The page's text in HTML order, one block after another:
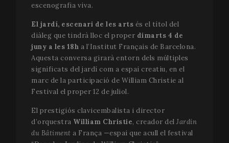
escenografia viva.
El jardí, escenari de les arts és el títol del
diàleg que tindrà lloc el proper dimarts 4 de
juny a les 18h a l’Institut Français de Barcelona.
Aquesta conversa girarà entorn dels múltiples
significats del jardí com a espai creatiu, en el
marc de la participació de William Christie al
Festival el proper 12 de juliol.
El prestigiós clavicembalista i director
d’orquestra William Christie, creador del Jardin
du Bâtiment a França —espai que acull el festival